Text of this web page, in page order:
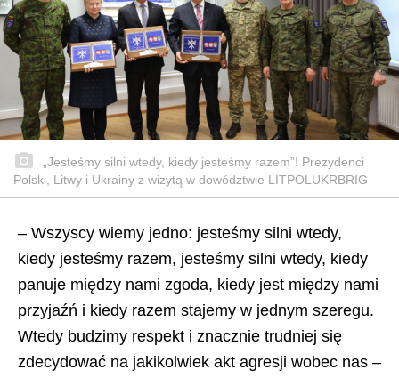
„Jesteśmy silni wtedy, kiedy jesteśmy razem”! Prezydenci
Polski, Litwy i Ukrainy z wizytą w dowództwie LITPOLUKRBRIG
– Wszyscy wiemy jedno: jesteśmy silni wtedy,
kiedy jesteśmy razem, jesteśmy silni wtedy, kiedy
panuje między nami zgoda, kiedy jest między nami
przyjaźń i kiedy razem stajemy w jednym szeregu.
Wtedy budzimy respekt i znacznie trudniej się
zdecydować na jakikolwiek akt agresji wobec nas –